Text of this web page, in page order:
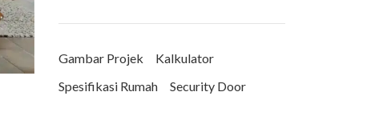
Gambar Projek
Kalkulator
Spesifikasi Rumah
Security Door